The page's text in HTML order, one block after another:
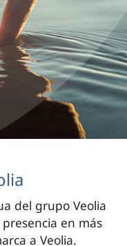
del grupo Veolia
en más
a Veolia.